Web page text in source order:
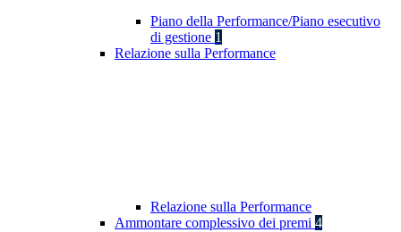
Piano della Performance/Piano esecutivo
di gestione 1
Relazione sulla Performance
Relazione sulla Performance
Ammontare complessivo dei premi 4